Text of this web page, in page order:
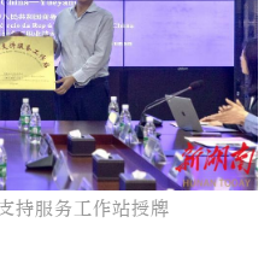
持服务工作站授牌